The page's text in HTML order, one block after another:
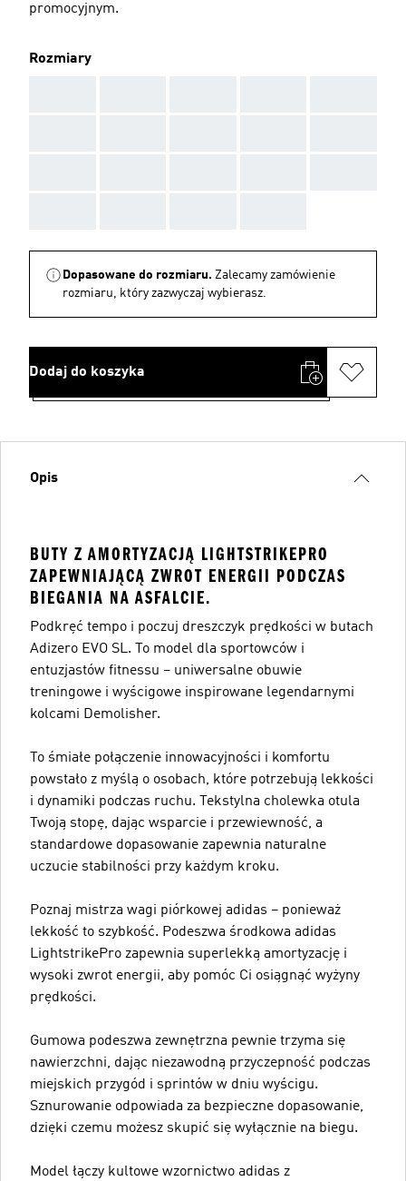
promocyjnym.
Rozmiary
Dopasowane do rozmiaru. Zalecamy zamówienie
rozmiaru, który zazwyczaj wybierasz.
Dodaj do koszyka
Opis
BUTY Z AMORTYZACJĄ LIGHTSTRIKEPRO
ZAPEWNIAJĄCĄ ZWROT ENERGII PODCZAS
BIEGANIA NA ASFALCIE.
Podkręć tempo i poczuj dreszczyk prędkości w butach
Adizero EVO SL. To model dla sportowców i
entuzjastów fitnessu – uniwersalne obuwie
treningowe i wyścigowe inspirowane legendarnymi
kolcami Demolisher.
To śmiałe połączenie innowacyjności i komfortu
powstało z myślą o osobach, które potrzebują lekkości
i dynamiki podczas ruchu. Tekstylna cholewka otula
Twoją stopę, dając wsparcie i przewiewność, a
standardowe dopasowanie zapewnia naturalne
uczucie stabilności przy każdym kroku.
Poznaj mistrza wagi piórkowej adidas – ponieważ
lekkość to szybkość. Podeszwa środkowa adidas
LightstrikePro zapewnia superlekką amortyzację i
wysoki zwrot energii, aby pomóc Ci osiągnąć wyżyny
prędkości.
Gumowa podeszwa zewnętrzna pewnie trzyma się
nawierzchni, dając niezawodną przyczepność podczas
miejskich przygód i sprintów w dniu wyścigu.
Sznurowanie odpowiada za bezpieczne dopasowanie,
dzięki czemu możesz skupić się wyłącznie na biegu.
Model łączy kultowe wzornictwo adidas z